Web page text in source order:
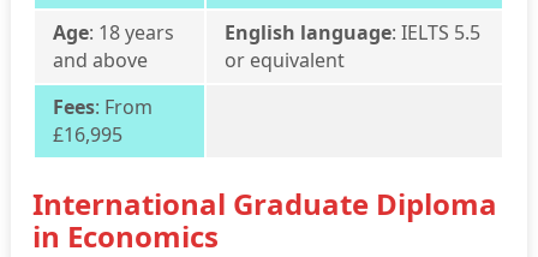
Age: 18 years
and above
English language: IELTS 5.5
or equivalent
Fees: From
£16,995
International Graduate Diploma
in Economics